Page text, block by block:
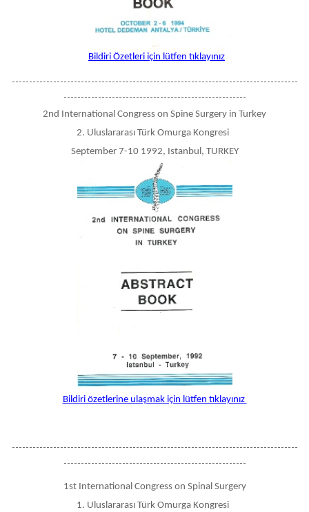
Bildiri Özetleri için lütfen tıklayınız
-----------------------------------------------------------------------------------
-----------------------------------------------------
2nd International Congress on Spine Surgery in Turkey
2. Uluslararası Türk Omurga Kongresi
September 7-10 1992, Istanbul, TURKEY
Bildiri özetlerine ulaşmak için lütfen tıklayınız
-----------------------------------------------------------------------------------
-----------------------------------------------------
1st International Congress on Spinal Surgery
1. Uluslararası Türk Omurga Kongresi